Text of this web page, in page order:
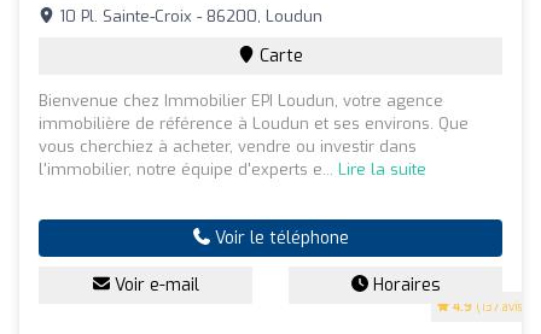
4.9 (137 avis)
10 Pl. Sainte-Croix - 86200, Loudun
Carte
Bienvenue chez Immobilier EPI Loudun, votre agence
immobilière de référence à Loudun et ses environs. Que
vous cherchiez à acheter, vendre ou investir dans
l'immobilier, notre équipe d'experts e... Lire la suite
Voir le téléphone
Voir e-mail Horaires